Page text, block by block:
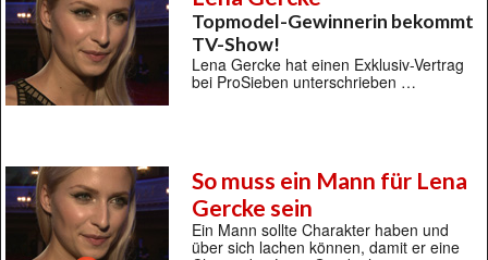
Topmodel-Gewinnerin bekommt
TV-Show!
Lena Gercke hat einen Exklusiv-Vertrag
bei ProSieben unterschrieben …
So muss ein Mann für Lena
Gercke sein
Ein Mann sollte Charakter haben und
über sich lachen können, damit er eine